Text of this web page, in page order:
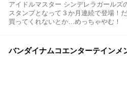
アイドルマスター シンデレラガールズ
スタンプとなって３か月連続で登場！
買ってくれないとか…めっちゃやむ！
バンダイナムコエンターテインメ